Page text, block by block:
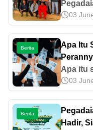
Sumatra
Sumatra
03
Berita
Apa Itu
Apa itu
adalah
03
Berita
Hadir,